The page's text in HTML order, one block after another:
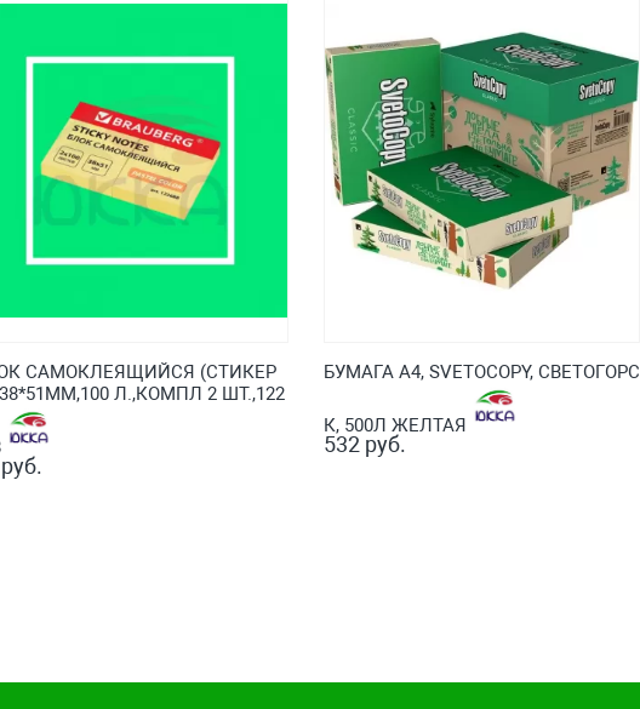
САМОКЛЕЯЩИЙСЯ (СТИКЕР
Л.,КОМПЛ 2 ШТ.,122
БУМАГА А4, SVETOCOPY, СВЕТОГОРС
К, 500Л ЖЕЛТАЯ
532 руб.